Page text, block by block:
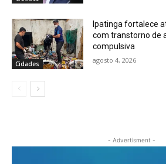
Cidades
Ipatinga fortalece
com transtorno de
compulsiva
agosto 4, 2026
- Advertisment -